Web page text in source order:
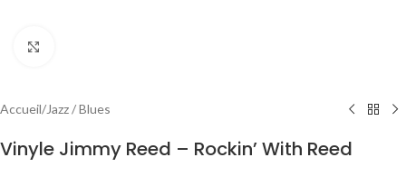
Accueil/Jazz / Blues
Vinyle Jimmy Reed – Rockin’ With Reed